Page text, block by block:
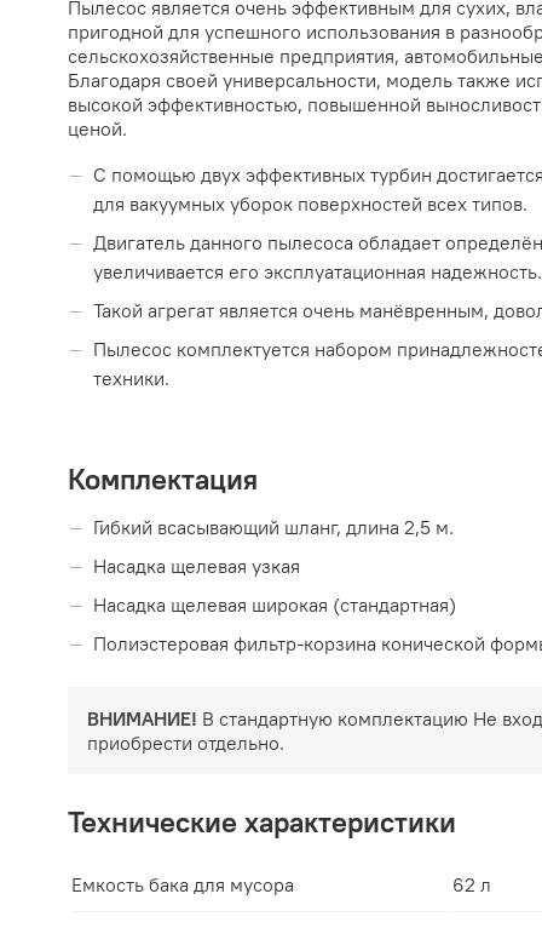
Пылесос является очень эффективным для сухих,
пригодной для успешного использования в
сельскохозяйственные предприятия,
Благодаря своей универсальности, модель также
высокой эффективностью, повышенной
ценой.
С помощью двух эффективных турбин
для вакуумных уборок поверхностей всех типов.
Двигатель данного пылесоса обладает
увеличивается его эксплуатационная надежность.
Такой агрегат является очень манёвренным,
Пылесос комплектуется набором
техники.
Комплектация
Гибкий всасывающий шланг, длина 2,5 м.
Насадка щелевая узкая
Насадка щелевая широкая (стандартная)
Полиэстеровая фильтр-корзина конической
ВНИМАНИЕ! В стандартную комплектацию Не
приобрести отдельно.
Технические характеристики
Емкость бака для мусора 62 л